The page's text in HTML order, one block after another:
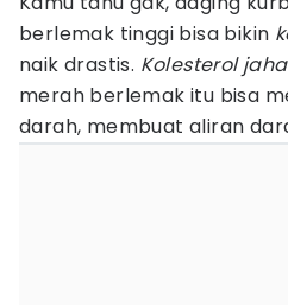
berlemak tinggi bisa bikin
naik drastis. Kolesterol
merah berlemak itu bisa
darah, membuat aliran